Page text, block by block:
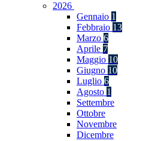
2026
Gennaio 1
Febbraio 13
Marzo 6
Aprile 7
Maggio 10
Giugno 10
Luglio 6
Agosto 1
Settembre
Ottobre
Novembre
Dicembre